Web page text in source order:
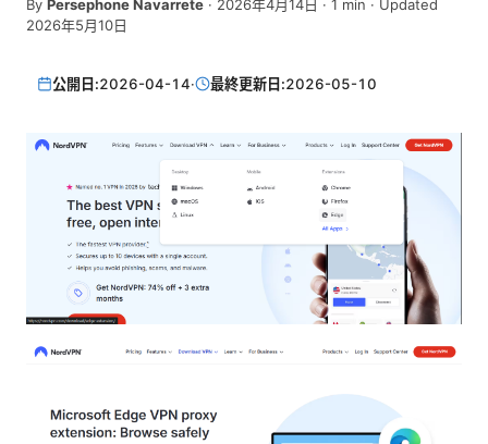
By Persephone Navarrete · 2026年4月14日 · 1 min · Updated
2026年5月10日
公開日:2026-04-14· 最終更新日:2026-05-10